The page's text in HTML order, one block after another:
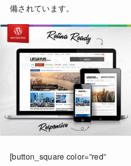
備されています。
[button_square color=”red”